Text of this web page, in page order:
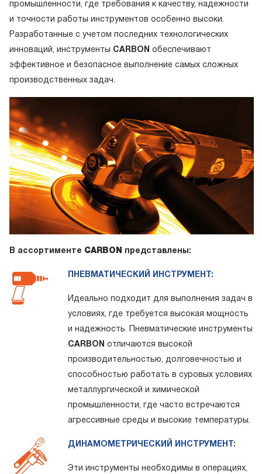
Для добывающей и перерабатывающей
Индивидуальные ложементы на заказ
Стандарты топлива 2026
промышленности, где требования к качеству, надежности
и точности работы инструментов особенно высоки.
Разработанные с учетом последних технологических
инноваций, инструменты CARBON обеспечивают
эффективное и безопасное выполнение самых сложных
производственных задач.
В ассортименте CARBON представлены:
ПНЕВМАТИЧЕСКИЙ ИНСТРУМЕНТ:
Идеально подходит для выполнения задач в
условиях, где требуется высокая мощность
и надежность. Пневматические инструменты
CARBON отличаются высокой
производительностью, долговечностью и
способностью работать в суровых условиях
металлургической и химической
промышленности, где часто встречаются
агрессивные среды и высокие температуры.
ДИНАМОМЕТРИЧЕСКИЙ ИНСТРУМЕНТ:
Эти инструменты необходимы в операциях,